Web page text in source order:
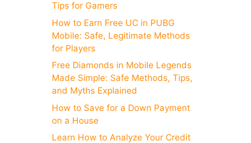
Tips for Gamers
How to Earn Free UC in PUBG
Mobile: Safe, Legitimate Methods
for Players
Free Diamonds in Mobile Legends
Made Simple: Safe Methods, Tips,
and Myths Explained
How to Save for a Down Payment
on a House
Learn How to Analyze Your Credit